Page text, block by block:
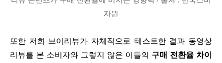
자원
또한 저희 브이리뷰가 자체적으로 테스트한 결과 동영상
리뷰를 본 소비자와 그렇지 않은 이들의 구매 전환율 차이